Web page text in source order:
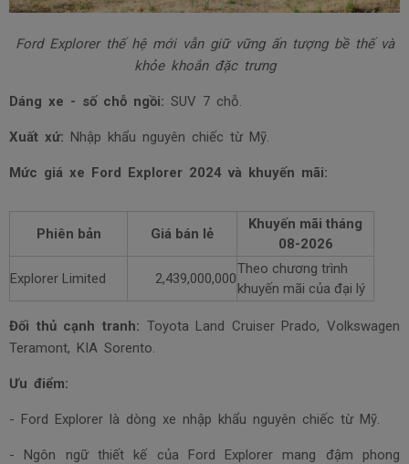
Ford Explorer thế hệ mới vẫn giữ vững ấn tượng bề thế và
khỏe khoắn đặc trưng
Dáng xe - số chỗ ngồi: SUV 7 chỗ.
Xuất xứ: Nhập khẩu nguyên chiếc từ Mỹ.
Mức giá xe Ford Explorer 2024 và khuyến mãi:
Phiên bản Giá bán lẻ
Khuyến mãi tháng
08-2026
Explorer Limited 2,439,000,000
Theo chương trình
khuyến mãi của đại lý
Đối thủ cạnh tranh: Toyota Land Cruiser Prado, Volkswagen
Teramont, KIA Sorento.
Ưu điểm:
- Ford Explorer là dòng xe nhập khẩu nguyên chiếc từ Mỹ.
- Ngôn ngữ thiết kế của Ford Explorer mang đậm phong